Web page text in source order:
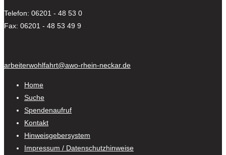
Telefon: 06201 - 48 53 0
Fax: 06201 - 48 53 49 9
arbeiterwohlfahrt@awo-rhein-neckar.de
Home
Suche
Spendenaufruf
Kontakt
Hinweisgebersystem
Impressum / Datenschutzhinweise